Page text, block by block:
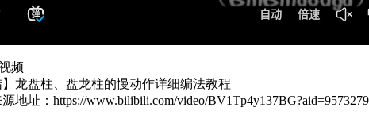
频
龙盘柱、盘龙柱的慢动作详细编法教程
地址：https://www.bilibili.com/video/